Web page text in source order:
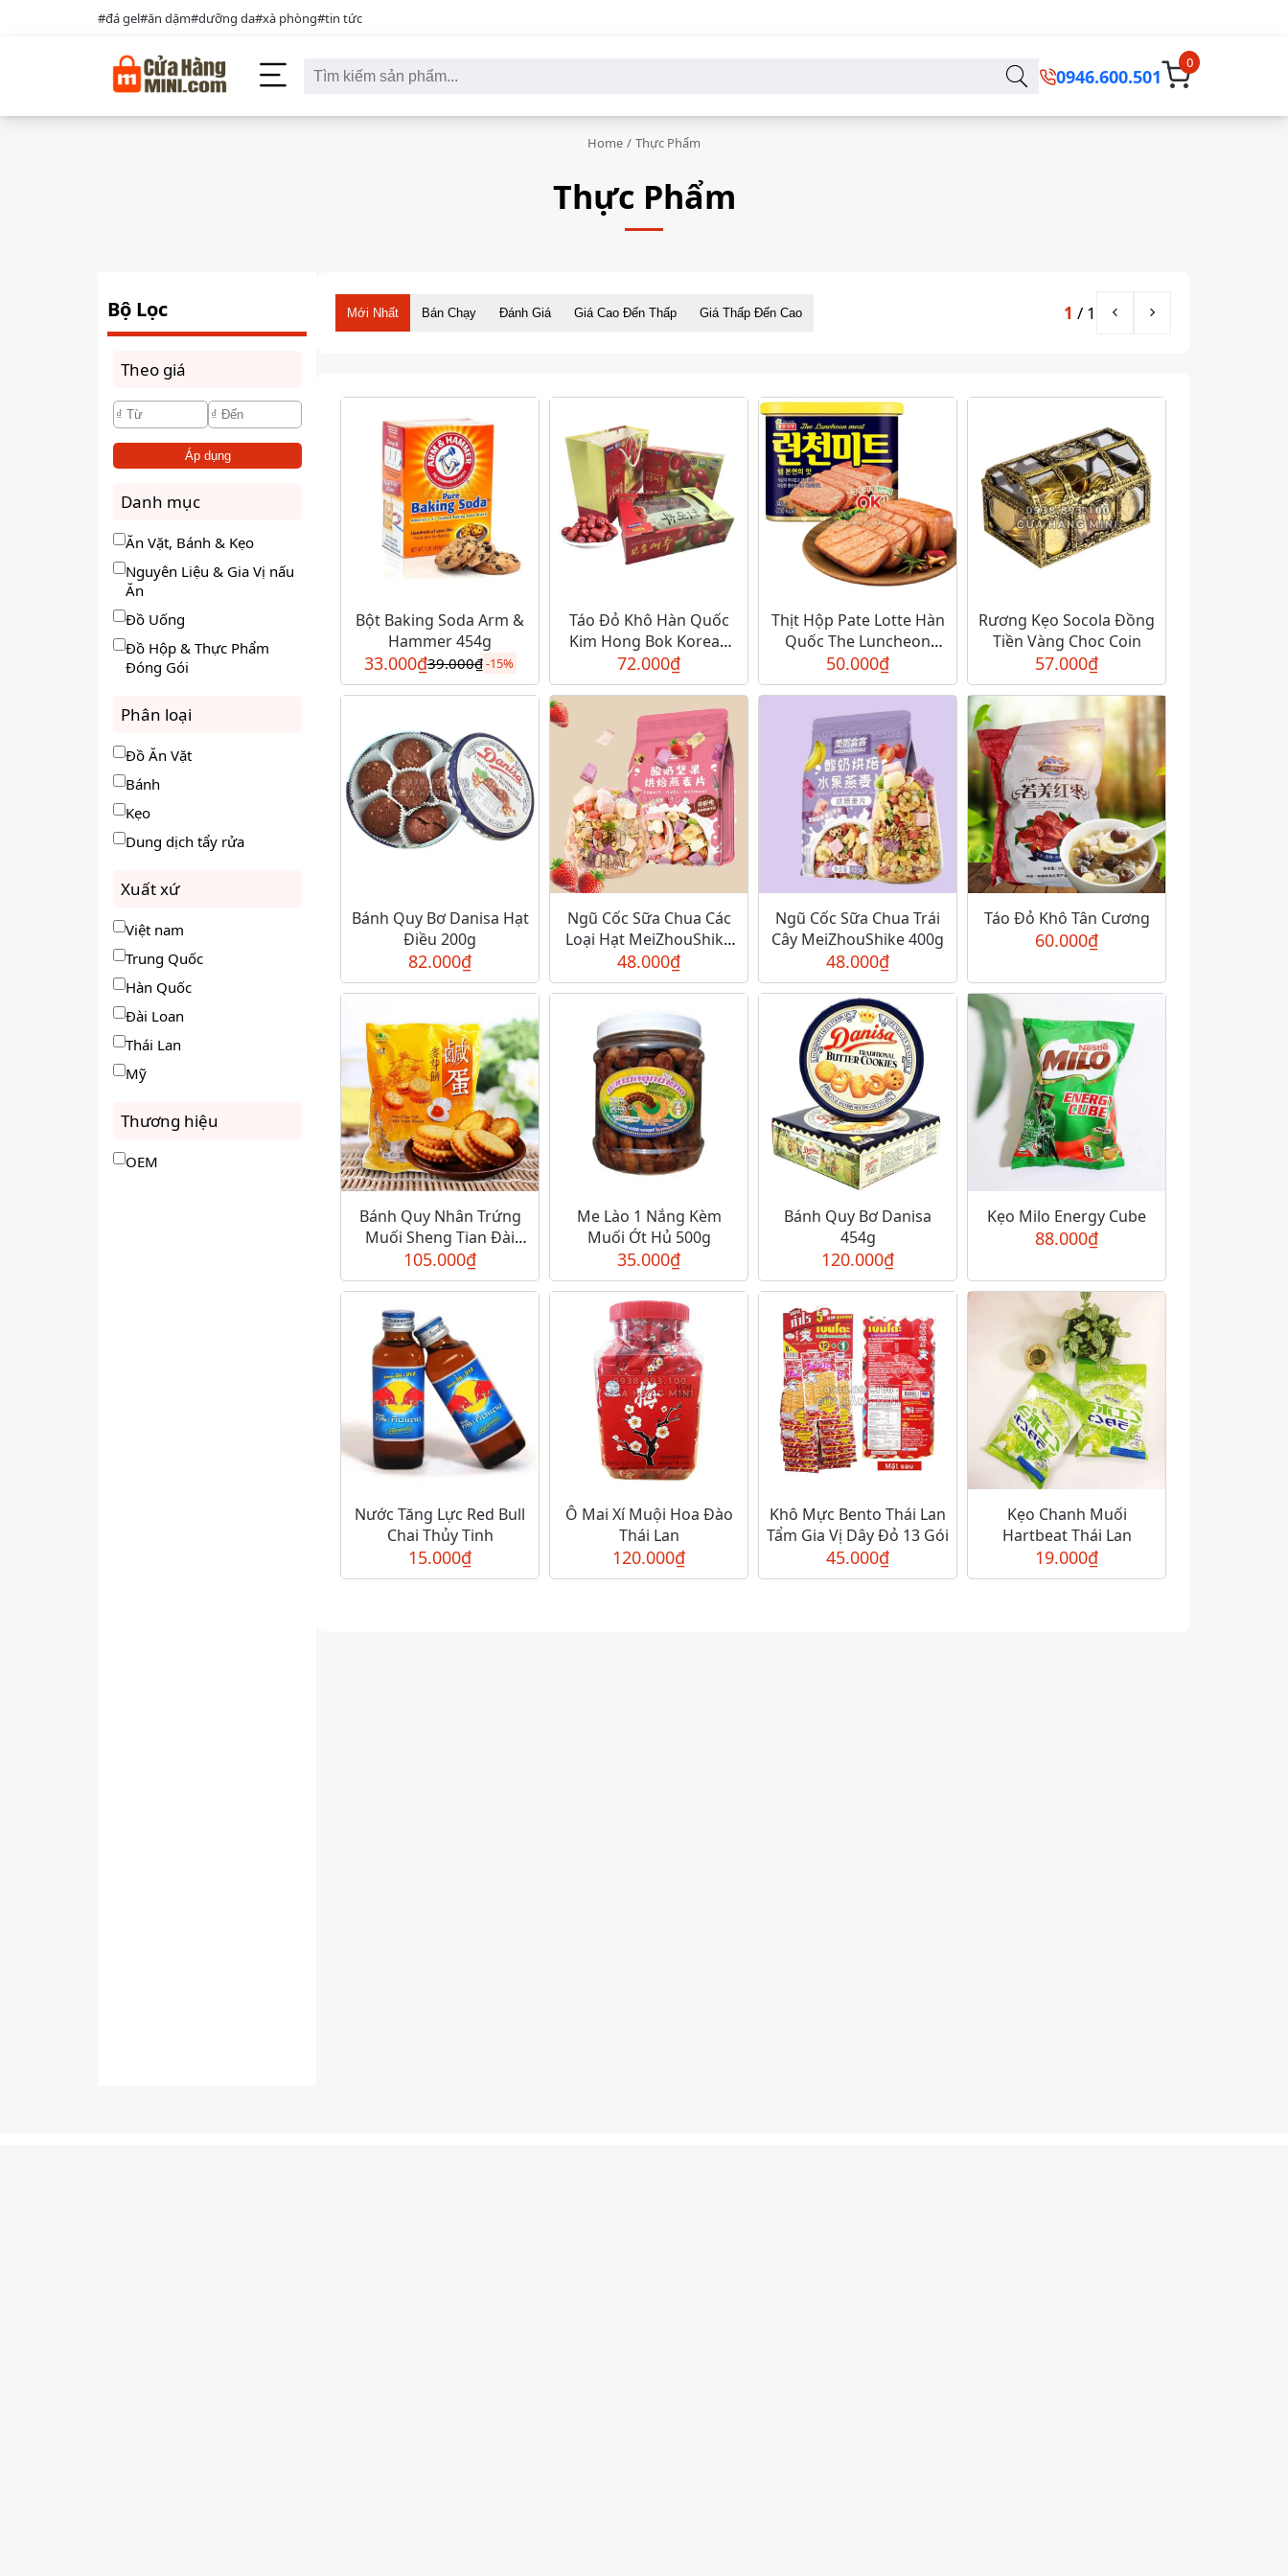
#đá gel#ăn dặm#dưỡng da#xà phòng#tin tức
0946.600.501
0
Home / Thực Phẩm
Thực Phẩm
Bộ Lọc
Theo giá
Áp dụng
Danh mục
Ăn Vặt, Bánh & Kẹo
Nguyên Liệu & Gia Vị nấu
Ăn
Đồ Uống
Đồ Hộp & Thực Phẩm
Đóng Gói
Phân loại
Đồ Ăn Vặt
Bánh
Kẹo
Dung dịch tẩy rửa
Xuất xứ
Việt nam
Trung Quốc
Hàn Quốc
Đài Loan
Thái Lan
Mỹ
Thương hiệu
OEM
Mới Nhất Bán Chạy Đánh Giá Giá Cao Đến Thấp Giá Thấp Đến Cao 1 / 1
Bột Baking Soda Arm &
Hammer 454g
33.000₫39.000₫-15%
Táo Đỏ Khô Hàn Quốc
Kim Hong Bok Korean
Jujube
72.000₫
Thịt Hộp Pate Lotte Hàn
Quốc The Luncheon
Meat OK
50.000₫
Rương Kẹo Socola Đồng
Tiền Vàng Choc Coin
57.000₫
Bánh Quy Bơ Danisa Hạt
Điều 200g
82.000₫
Ngũ Cốc Sữa Chua Các
Loại Hạt MeiZhouShike
400g
48.000₫
Ngũ Cốc Sữa Chua Trái
Cây MeiZhouShike 400g
48.000₫
Táo Đỏ Khô Tân Cương
60.000₫
Bánh Quy Nhân Trứng
Muối Sheng Tian Đài
Loan
105.000₫
Me Lào 1 Nắng Kèm
Muối Ớt Hủ 500g
35.000₫
Bánh Quy Bơ Danisa
454g
120.000₫
Kẹo Milo Energy Cube
88.000₫
Nước Tăng Lực Red Bull
Chai Thủy Tinh
15.000₫
Ô Mai Xí Muội Hoa Đào
Thái Lan
120.000₫
Khô Mực Bento Thái Lan
Tẩm Gia Vị Dây Đỏ 13 Gói
45.000₫
Kẹo Chanh Muối
Hartbeat Thái Lan
19.000₫